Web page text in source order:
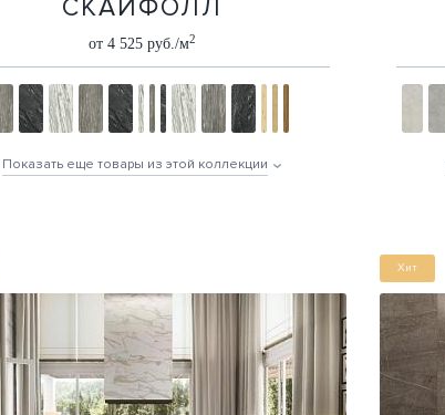
СКАЙФОЛЛ
от 4 525 руб./м2
Показать еще товары из этой коллекции
Хит